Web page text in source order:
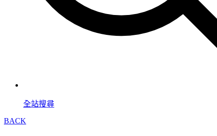
全站搜尋
BACK